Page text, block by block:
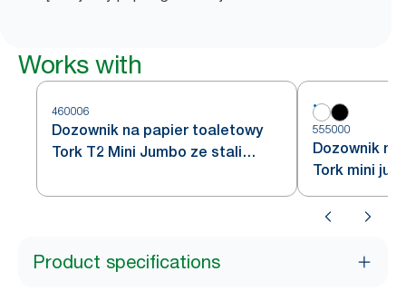
Works with
460006
Dozownik na papier toaletowy
Tork T2 Mini Jumbo ze stali
555000
Dozownik
Tork mini
Product specifications